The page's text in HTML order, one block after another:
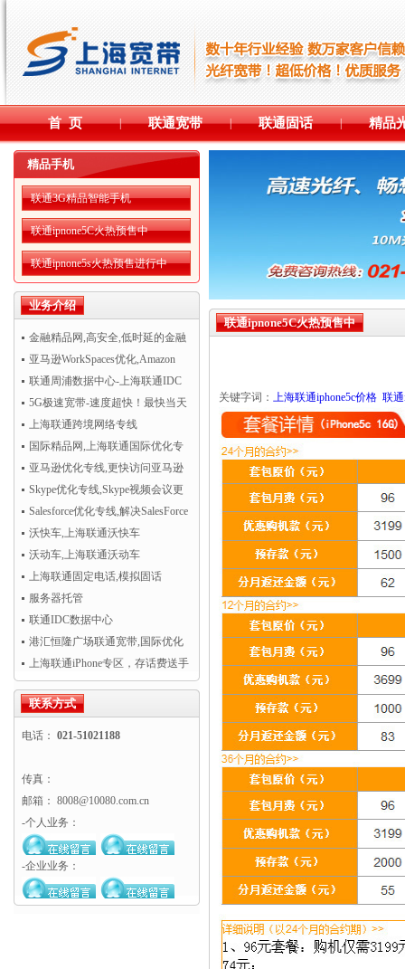
首 页 | 联通宽带 | 联通固话 | 精品
精品手机
联通3G精品智能手机
联通ipnone5C火热预售中
联通ipnone5s火热预售进行中
业务介绍
金融精品网,高安全,低时延的金融
精品网
亚马逊WorkSpaces优化,Amazon
WorkSpaces运行更流畅
联通周浦数据中心-上海联通IDC
机房托管
5G极速宽带-速度超快！最快当天
开通！
上海联通跨境网络专线
国际精品网,上海联通国际优化专
线亚马逊优化专线,更快访问亚马逊
AWS云服务
Skype优化专线,Skype视频会议更
清晰流畅
Salesforce优化专线,解决SalesForce
CRM访问慢
沃快车,上海联通沃快车
沃动车,上海联通沃动车
上海联通固定电话,模拟固话
服务器托管
联通IDC数据中心
港汇恒隆广场联通宽带,国际优化
专线超值热卖！
上海联通iPhone专区，存话费送手
机
联系方式
电话： 021-51021188
传真：
邮箱： 8008@10080.com.cn
-个人业务：
-企业业务：
联通ipnone5C火热预售中
关键字词： 上海联通iphone5c价格 联